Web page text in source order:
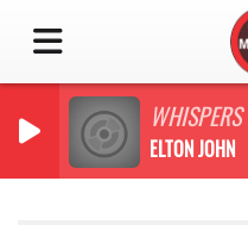
WHISPERS
ELTON JOHN